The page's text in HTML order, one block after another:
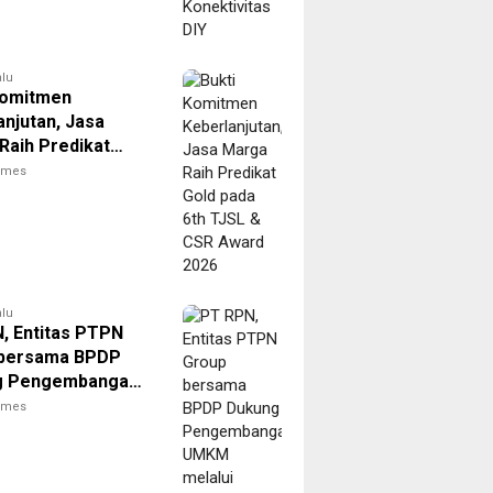
Jasa
Predikat
6th TJSL &
Entitas PTPN
BPDP
Pengembangan
Workshop